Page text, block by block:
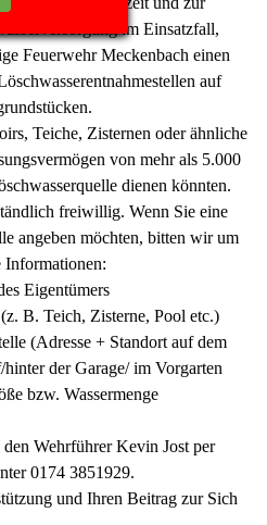
im Einsatzfall,
Feuerwehr Meckenbach einen
auf
Teiche, Zisternen oder ähnliche
von mehr als 5.000
dienen könnten.
freiwillig. Wenn Sie eine
angeben möchten, bitten wir um
Informationen:
Eigentümers
B. Teich, Zisterne, Pool etc.)
(Adresse + Standort auf dem
der Garage/ im Vorgarten
bzw. Wassermenge
Wehrführer Kevin Jost per
0174 3851929.
und Ihren Beitrag zur Sich